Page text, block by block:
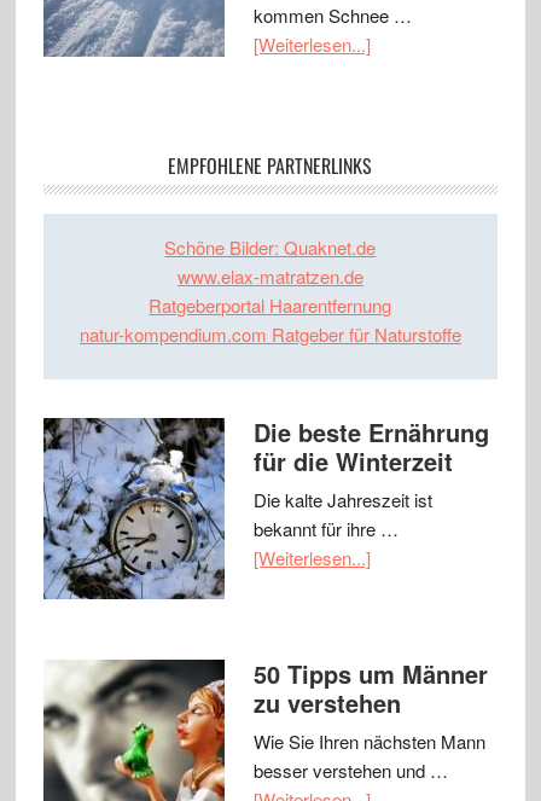
kommen Schnee …
[Weiterlesen...]
EMPFOHLENE PARTNERLINKS
Schöne Bilder: Quaknet.de
www.elax-matratzen.de
Ratgeberportal Haarentfernung
natur-kompendium.com Ratgeber für Naturstoffe
Die beste Ernährung
für die Winterzeit
Die kalte Jahreszeit ist
bekannt für ihre …
[Weiterlesen...]
50 Tipps um Männer
zu verstehen
Wie Sie Ihren nächsten Mann
besser verstehen und …